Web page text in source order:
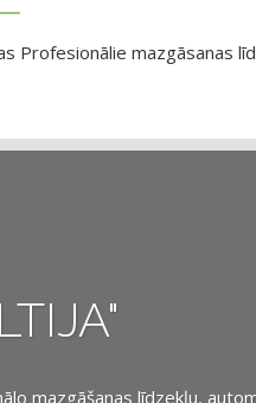
Profesionālie mazgāsanas
mazgāšanas līdzekļu,